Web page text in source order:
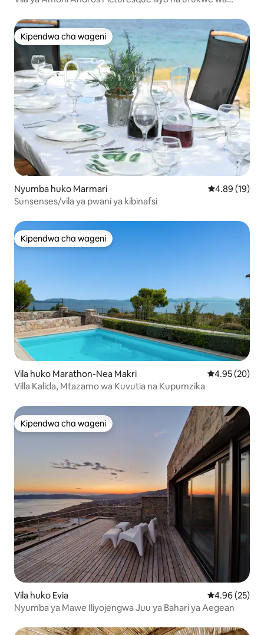
Kipendwa cha wageni
Kipendwa cha wageni
Nyumba huko Marmari Ukadiriaji wa
4.89 (19)
Sunsenses/vila ya pwani ya kibinafsi
Kipendwa cha wageni
Kipendwa cha wageni
Vila huko Marathon-Nea Makri Ukadiriaji wa
4.95 (20)
Villa Kalida, Mtazamo wa Kuvutia na Kupumzika
Kipendwa cha wageni
Kipendwa cha wageni
Vila huko Evia Ukadiriaji wa
4.96 (25)
Nyumba ya Mawe Iliyojengwa Juu ya Bahari ya Aegean